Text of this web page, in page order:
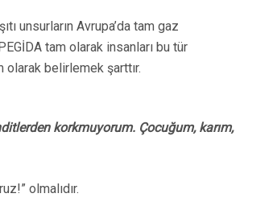
unsurların Avrupa’da tam gaz
tam olarak insanları bu tür
olarak belirlemek şarttır.
korkmuyorum. Çocuğum, karım,
olmalıdır.